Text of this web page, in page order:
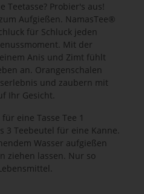
Teetasse? Probier's aus!
Aufgießen. NamasTee®
für Schluck jeden
Mit der
Anis und Zimt fühlt
an. Orangenschalen
und zaubern mit
Ihr Gesicht.
für eine Tasse Tee 1
3 Teebeutel für eine Kanne.
Wasser aufgießen
ziehen lassen. Nur so